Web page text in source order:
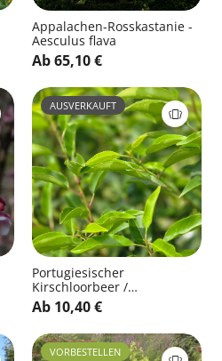
Appalachen-Rosskastanie -
Aesculus flava
Ab 65,10 €
AUSVERKAUFT
Portugiesischer
Kirschloorbeer /
Portugiesische
Lorbeerkirsche - Prunus
lusitanica
Ab 10,40 €
VORBESTELLEN